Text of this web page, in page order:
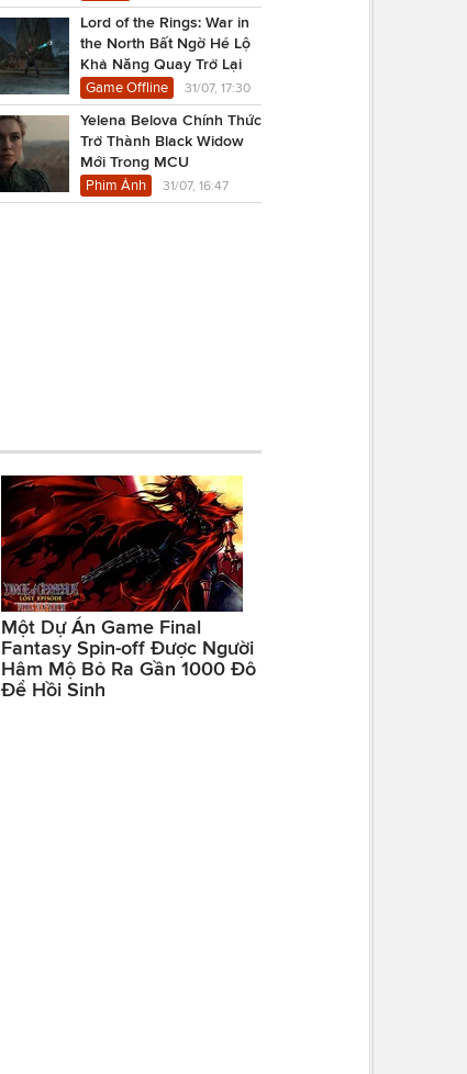
Lord of the Rings: War in
the North Bất Ngờ Hé Lộ
Khả Năng Quay Trở Lại
Game Offline 31/07, 17:30
Yelena Belova Chính Thức
Trở Thành Black Widow
Mới Trong MCU
Phim Ảnh 31/07, 16:47
Một Dự Án Game Final
Fantasy Spin-off Được Người
Hâm Mộ Bỏ Ra Gần 1000 Đô
Để Hồi Sinh